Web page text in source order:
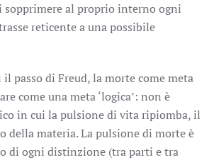
sopprimere al proprio interno ogni
reticente a una possibile
il passo di Freud, la morte come meta
come una meta ‘logica’: non è
in cui la pulsione di vita ripiomba, il
della materia. La pulsione di morte è
di ogni distinzione (tra parti e tra